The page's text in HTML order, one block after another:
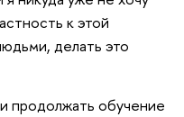
к этой
делать это
продолжать обучение